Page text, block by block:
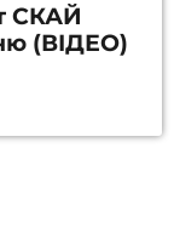
СКАЙ
(ВІДЕО)